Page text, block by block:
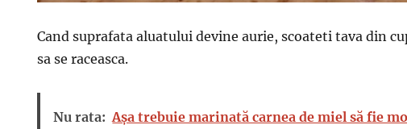
Cand suprafata aluatului devine aurie, scoateti tava din
sa se raceasca.
Nu rata: Așa trebuie marinată carnea de miel să fie